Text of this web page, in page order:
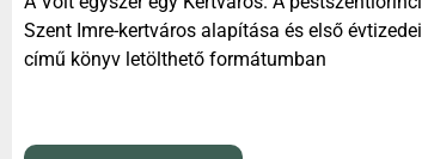
Szent Imre-kertváros alapítása és első évtizedei
című könyv letölthető formátumban